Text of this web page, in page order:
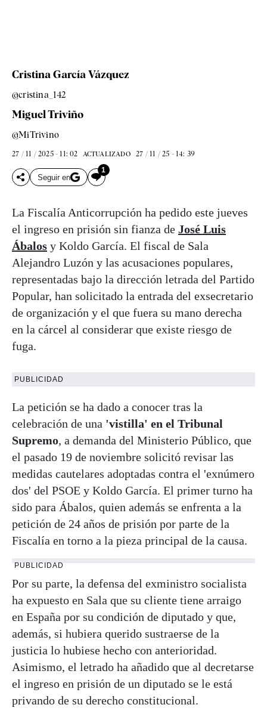
Cristina García Vázquez
@cristina_142
Miguel Triviño
@MiTrivino
27 / 11 / 2025 - 11: 02 ACTUALIZADO 27 / 11 / 25 - 14: 39
Seguir en
1
La Fiscalía Anticorrupción ha pedido este jueves
el ingreso en prisión sin fianza de José Luis
Ábalos y Koldo García. El fiscal de Sala
Alejandro Luzón y las acusaciones populares,
representadas bajo la dirección letrada del Partido
Popular, han solicitado la entrada del exsecretario
de organización y el que fuera su mano derecha
en la cárcel al considerar que existe riesgo de
fuga.
PUBLICIDAD
La petición se ha dado a conocer tras la
celebración de una 'vistilla' en el Tribunal
Supremo, a demanda del Ministerio Público, que
el pasado 19 de noviembre solicitó revisar las
medidas cautelares adoptadas contra el 'exnúmero
dos' del PSOE y Koldo García. El primer turno ha
sido para Ábalos, quien además se enfrenta a la
petición de 24 años de prisión por parte de la
Fiscalía en torno a la pieza principal de la causa.
PUBLICIDAD
Por su parte, la defensa del exministro socialista
ha expuesto en Sala que su cliente tiene arraigo
en España por su condición de diputado y que,
además, si hubiera querido sustraerse de la
justicia lo hubiese hecho con anterioridad.
Asimismo, el letrado ha añadido que al decretarse
el ingreso en prisión de un diputado se le está
privando de su derecho constitucional.